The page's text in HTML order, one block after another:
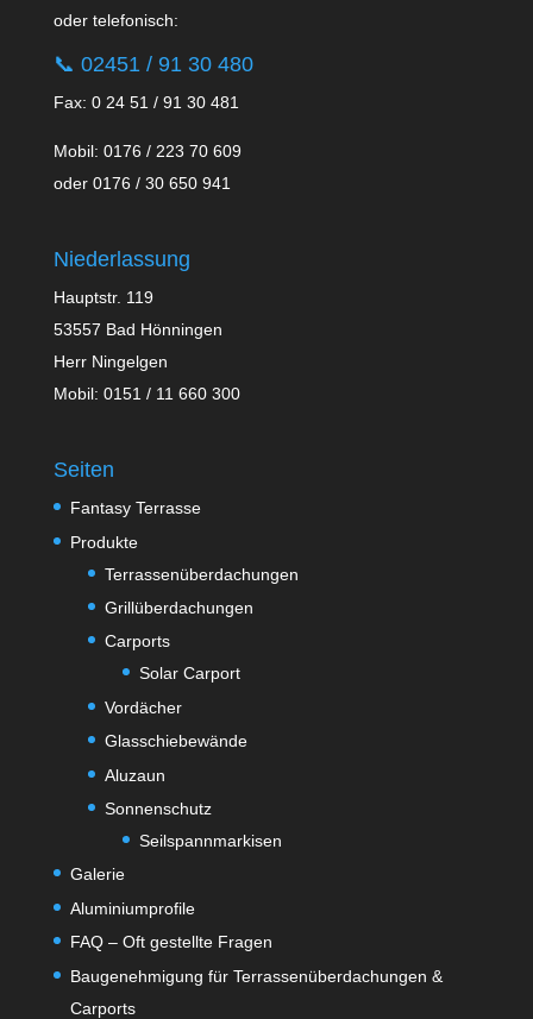
oder telefonisch:
📞 02451 / 91 30 480
Fax: 0 24 51 / 91 30 481
Mobil: 0176 / 223 70 609
oder 0176 / 30 650 941
Niederlassung
Hauptstr. 119
53557 Bad Hönningen
Herr Ningelgen
Mobil: 0151 / 11 660 300
Seiten
Fantasy Terrasse
Produkte
Terrassenüberdachungen
Grillüberdachungen
Carports
Solar Carport
Vordächer
Glasschiebewände
Aluzaun
Sonnenschutz
Seilspannmarkisen
Galerie
Aluminiumprofile
FAQ – Oft gestellte Fragen
Baugenehmigung für Terrassenüberdachungen &
Carports